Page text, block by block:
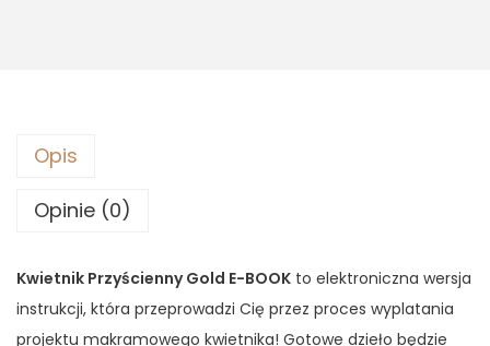
ś
c
Opis
Opinie (0)
Kwietnik Przyścienny Gold E-BOOK to elektroniczna wersja
instrukcji, która przeprowadzi Cię przez proces wyplatania
projektu makramowego kwietnika! Gotowe dzieło będzie